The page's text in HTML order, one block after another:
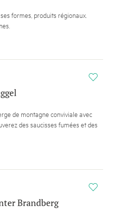
formes, produits régionaux.
i
de montagne conviviale avec
des saucisses fumées et des
i
Brandberg